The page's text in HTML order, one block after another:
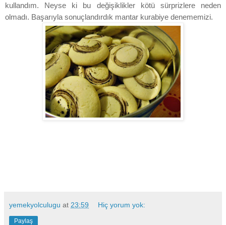
kullandım. Neyse ki bu değişiklikler kötü sürprizlere neden
olmadı. Başarıyla sonuçlandırdık mantar kurabiye denememizi.
yemekyolculugu at 23:59 Hiç yorum yok:
Paylaş